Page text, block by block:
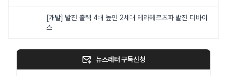
[개발] 발진 출력 4배 높인 2세대 테라헤르츠파 발진 디바이
스
뉴스레터 구독신청